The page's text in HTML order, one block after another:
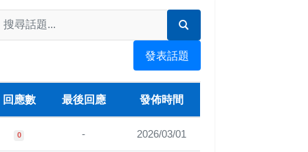
發表話題
回應數 最後回應 發佈時間
0 - 2026/03/01